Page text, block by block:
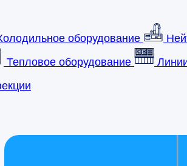
оборудование
Тепловое оборудование